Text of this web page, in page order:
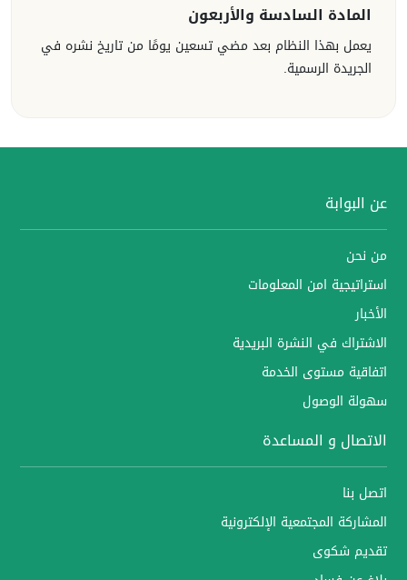
المادة السادسة والأربعون
يعمل بهذا النظام بعد مضي تسعين يومًا من تاريخ نشره في
الجريدة الرسمية.
عن البوابة
من نحن
استراتيجية امن المعلومات
الأخبار
الاشتراك في النشرة البريدية
اتفاقية مستوى الخدمة
سهولة الوصول
الاتصال و المساعدة
اتصل بنا
المشاركة المجتمعية الإلكترونية
تقديم شكوى